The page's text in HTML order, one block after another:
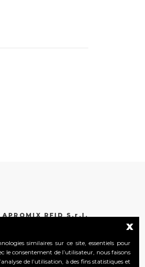
APROMIX RFID S.r.l.
(Vicenza) Italy
Tel. +39 0424 502466
Tel. +39 0424 1903461
x
similaires sur ce site, essentiels pour
consentement de l’utilisateur, nous faisons
de l’utilisation, à des fins statistiques et